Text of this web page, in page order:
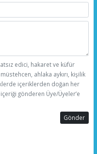
edici, hakaret ve küfür
ahlaka aykırı, kişilik
içeriklerden doğan her
gönderen Üye/Üyeler’e
Gönder